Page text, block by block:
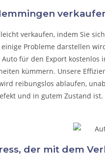
leicht verkaufen, indem Sie
Probleme darstellen
für den Export
kümmern. Unsere
reibungslos ablaufen,
und in gutem Zustand ist.
der mit dem